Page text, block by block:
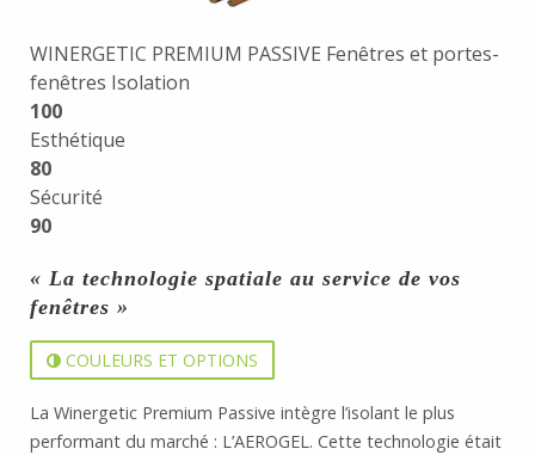
WINERGETIC PREMIUM PASSIVE Fenêtres et portes-
fenêtres Isolation
100
Esthétique
80
Sécurité
90
« La technologie spatiale au service de vos
fenêtres »
COULEURS ET OPTIONS
La Winergetic Premium Passive intègre l’isolant le plus
performant du marché : L’AEROGEL. Cette technologie était